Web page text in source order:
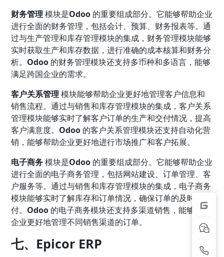
财务管理 模块是Odoo 的重要组成部分。它能够帮助企业
进行全面的财务管理，包括会计、预算、财务报表等。通
过与生产管理和库存管理模块的集成，财务管理模块能够
实时获取生产和库存数据，进行准确的成本核算和财务分
析。 Odoo 的财务管理模块还支持多币种和多语言，能够
满足跨国企业的需求。
客户关系管理 模块能够帮助企业更好地管理客户信息和
销售流程。通过与销售和库存管理模块的集成，客户关系
管理模块能够实时了解客户订单的生产和交付情况，提高
客户满意度。 Odoo 的客户关系管理模块还支持自动化营
销，能够帮助企业更好地进行市场推广和客户拓展。
电子商务模块是Odoo 的重要组成部分。它能够帮助企业
进行全面的电子商务管理，包括网站建设、订单管理、客
户服务等。通过与销售和库存管理模块的集成，电子商务
模块能够实时了解库存和订单情况，确保订单的及时交
付。 Odoo 的电子商务模块还支持多渠道销售，能够帮助
企业更好地管理不同销售渠道的订单。
七、Epicor ERP